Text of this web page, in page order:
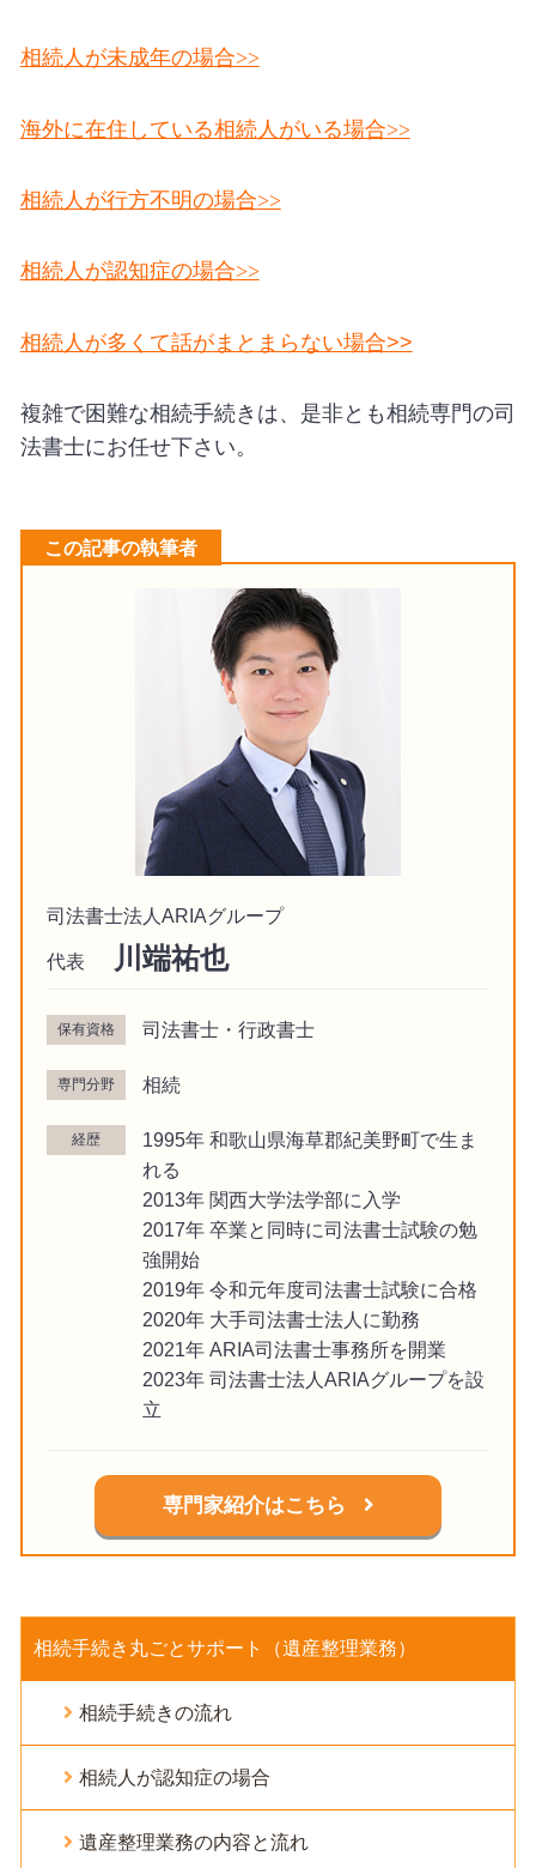
相続人が未成年の場合>>
海外に在住している相続人がいる場合>>
相続人が行方不明の場合>>
相続人が認知症の場合>>
相続人が多くて話がまとまらない場合>>
複雑で困難な相続手続きは、是非とも相続専門の司
法書士にお任せ下さい。
この記事の執筆者
司法書士法人ARIAグループ
代表 川端祐也
保有資格 司法書士・行政書士
専門分野 相続
経歴
1995年 和歌山県海草郡紀美野町で生ま
れる
2013年 関西大学法学部に入学
2017年 卒業と同時に司法書士試験の勉
強開始
2019年 令和元年度司法書士試験に合格
2020年 大手司法書士法人に勤務
2021年 ARIA司法書士事務所を開業
2023年 司法書士法人ARIAグループを設
立
専門家紹介はこちら
相続手続き丸ごとサポート（遺産整理業務）
相続手続きの流れ
相続人が認知症の場合
遺産整理業務の内容と流れ